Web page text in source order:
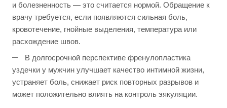
и болезненность — это считается нормой. Обращение к
врачу требуется, если появляются сильная боль,
кровотечение, гнойные выделения, температура или
расхождение швов.
В долгосрочной перспективе френулопластика
уздечки у мужчин улучшает качество интимной жизни,
устраняет боль, снижает риск повторных разрывов и
может положительно влиять на контроль эякуляции.